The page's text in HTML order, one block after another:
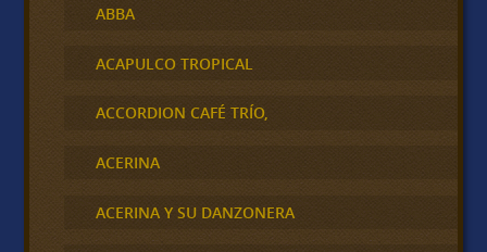
ABBA
ACAPULCO TROPICAL
ACCORDION CAFÉ TRÍO,
ACERINA
ACERINA Y SU DANZONERA